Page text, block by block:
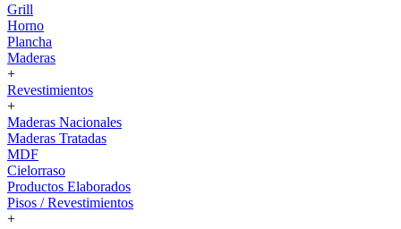
Grill
Horno
Plancha
Maderas
+
Revestimientos
+
Maderas Nacionales
Maderas Tratadas
MDF
Cielorraso
Productos Elaborados
Pisos / Revestimientos
+